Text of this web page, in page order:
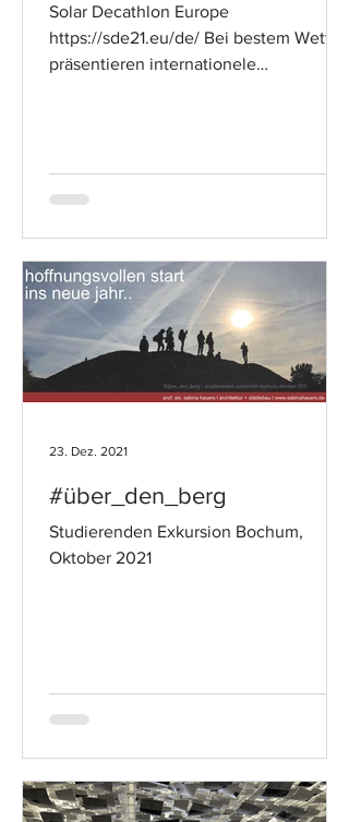
Solar Decathlon Europe
https://sde21.eu/de/ Bei bestem Wetter
präsentieren internationele
#über_den_berg
Studierenden Exkursion Bochum,
Oktober 2021
23. Dez. 2021